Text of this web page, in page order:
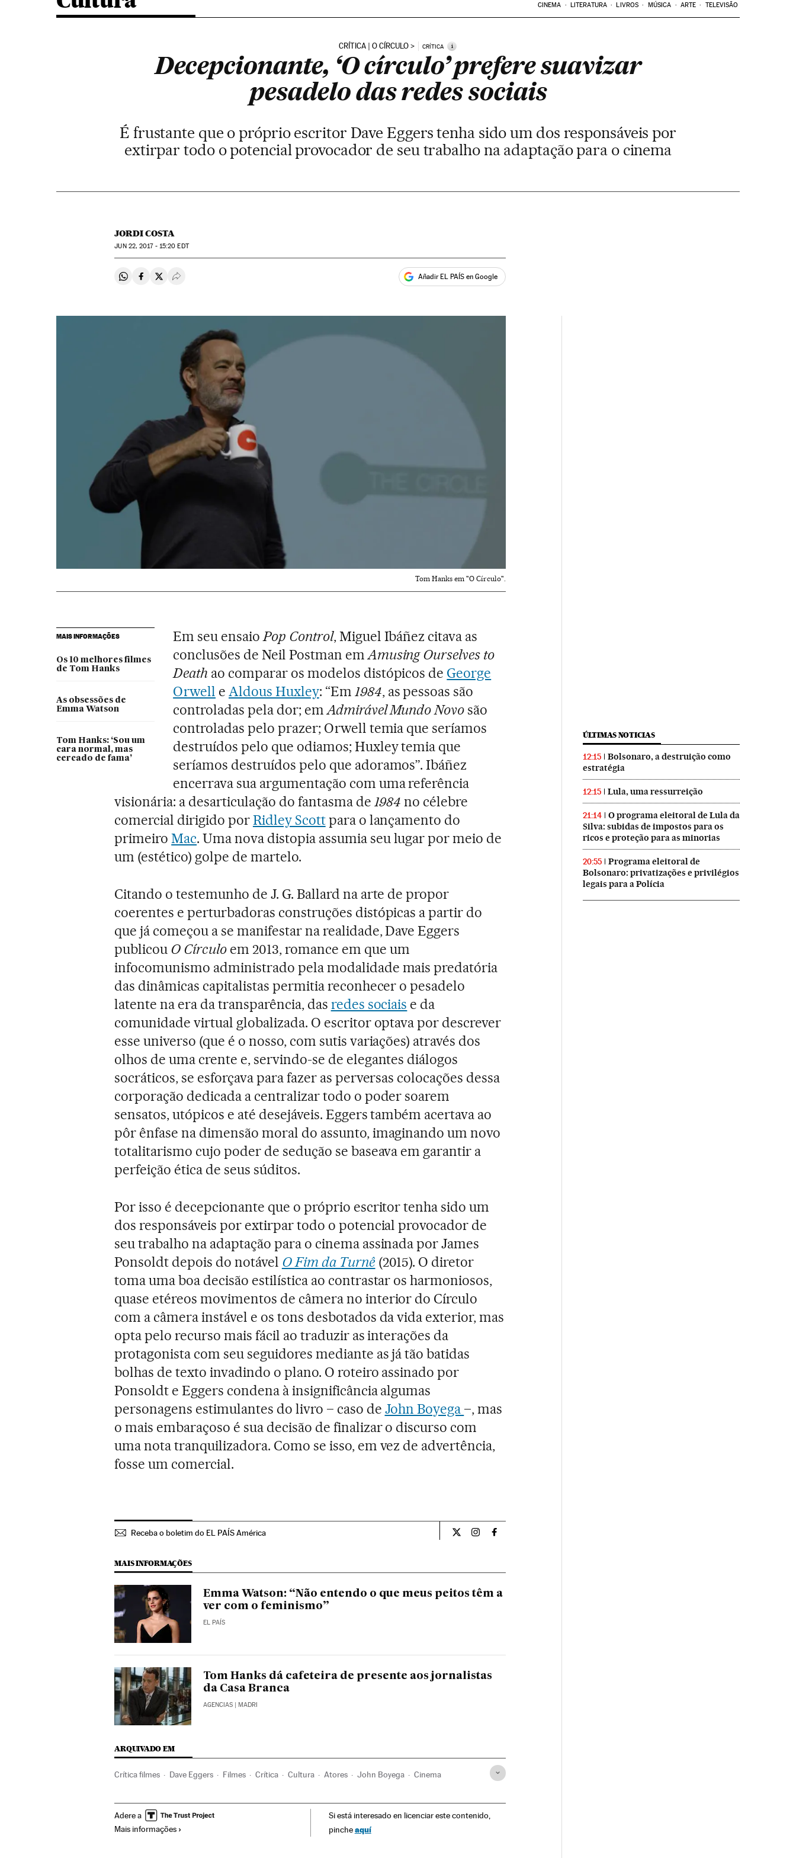
CINEMA LITERATURA LIVROS MÚSICA ARTE TELEVISÃO
CRÍTICA | O CÍRCULO CRÍTICA i
Decepcionante, ‘O círculo’ prefere suavizar
pesadelo das redes sociais
É frustante que o próprio escritor Dave Eggers tenha sido um dos responsáveis por
extirpar todo o potencial provocador de seu trabalho na adaptação para o cinema
JORDI COSTA
JUN22, 2017 - 15:20 EDT
Compartir en Whatsapp
Compartir en Facebook
Compartir en Twitter
Desplegar Redes Sociales Añadir EL PAÍS en Google
Tom Hanks em "O Círculo".
MAIS INFORMAÇÕES
Os 10 melhores filmes
de Tom Hanks
As obsessões de
Emma Watson
Tom Hanks: ‘Sou um
cara normal, mas
cercado de fama’
Em seu ensaioPop Control, Miguel Ibáñez citava as
conclusões de Neil Postman emAmusing Ourselves to
Death ao comparar os modelos distópicos de George
Orwell e Aldous Huxley: “Em 1984, as pessoas são
controladas pela dor; emAdmirável Mundo Novo são
controladas pelo prazer; Orwell temia que seríamos
destruídos pelo que odiamos; Huxley temia que
seríamos destruídos pelo que adoramos”. Ibáñez
encerrava sua argumentação com uma referência
visionária: a desarticulação do fantasma de 1984 no célebre
comercial dirigido porRidley Scottpara o lançamento do
primeiroMac. Uma nova distopia assumia seu lugar por meio de
um (estético) golpe de martelo.
Citando o testemunho de J. G. Ballard na arte de propor
coerentes e perturbadoras construções distópicas a partir do
que já começou a se manifestar na realidade, Dave Eggers
publicou O Círculo em 2013, romance em que um
infocomunismo administrado pela modalidade mais predatória
das dinâmicas capitalistas permitia reconhecer o pesadelo
latente na era da transparência, das redes sociais e da
comunidade virtual globalizada. O escritor optava por descrever
esse universo (que é o nosso, com sutis variações) através dos
olhos de uma crente e, servindo-se de elegantes diálogos
socráticos, se esforçava para fazer as perversas colocações dessa
corporação dedicada a centralizar todo o poder soarem
sensatos, utópicos e até desejáveis. Eggers também acertava ao
pôr ênfase na dimensão moral do assunto, imaginando um novo
totalitarismo cujo poder de sedução se baseava em garantir a
perfeição ética de seus súditos.
Por isso é decepcionante que o próprio escritor tenha sido um
dos responsáveis por extirpar todo o potencial provocador de
seu trabalho na adaptação para o cinema assinada por James
Ponsoldt depois do notável O Fim da Turnê(2015). O diretor
toma uma boa decisão estilística ao contrastar os harmoniosos,
quase etéreos movimentos de câmera no interior do Círculo
com a câmera instável e os tons desbotados da vida exterior, mas
opta pelo recurso mais fácil ao traduzir as interações da
protagonista com seu seguidores mediante as já tão batidas
bolhas de texto invadindo o plano. O roteiro assinado por
Ponsoldt e Eggers condena à insignificância algumas
personagens estimulantes do livro – caso de John Boyega –, mas
o mais embaraçoso é sua decisão de finalizar o discurso com
uma nota tranquilizadora. Como se isso, em vez de advertência,
fosse um comercial.
Receba o boletim do EL PAÍS América Cultura El País Brasil en Twitter
Cultura El País Brasil en Instagram
Cultura El País Brasil en Facebook
MAIS INFORMAÇÕES
Emma Watson: “Não entendo o que meus peitos têm a
ver com o feminismo”
EL PAÍS
Tom Hanks dá cafeteira de presente aos jornalistas
da Casa Branca
AGENCIAS | MADRI
ARQUIVADO EM
Crítica filmes Dave Eggers Filmes Crítica Cultura Atores John Boyega Cinema
Adere a
Mais informações
Si está interesado en licenciar este contenido,
pincheaquí
ÚLTIMAS NOTICIAS
12:15
Bolsonaro, a destruição como
estratégia
12:15 Lula, uma ressurreição
21:14
O programa eleitoral de Lula da
Silva: subidas de impostos para os
ricos e proteção para as minorias
20:55
Programa eleitoral de
Bolsonaro: privatizações e privilégios
legais para a Polícia